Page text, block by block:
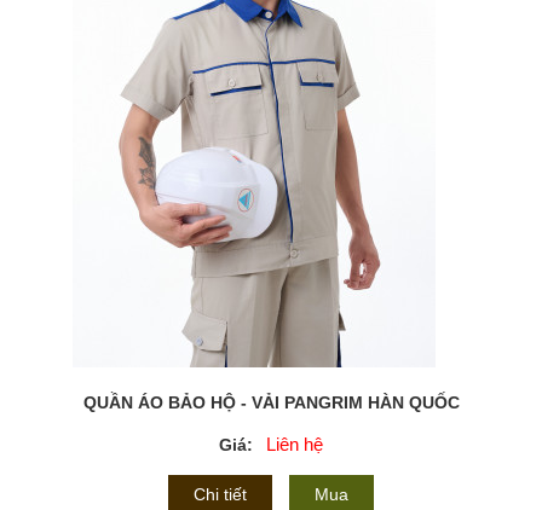
QUẦN ÁO BẢO HỘ - VẢI PANGRIM HÀN QUỐC
Giá: Liên hệ
Chi tiết Mua